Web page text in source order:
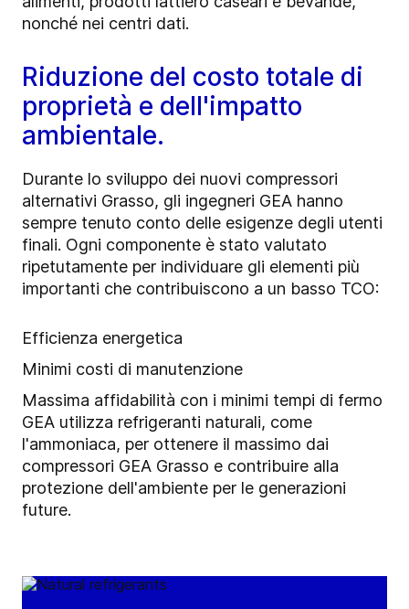
nonché nei centri dati.
Riduzione del costo totale di
proprietà e dell'impatto
ambientale.
Durante lo sviluppo dei nuovi compressori
alternativi Grasso, gli ingegneri GEA hanno
sempre tenuto conto delle esigenze degli utenti
finali. Ogni componente è stato valutato
ripetutamente per individuare gli elementi più
importanti che contribuiscono a un basso TCO:
Efficienza energetica
Minimi costi di manutenzione
Massima affidabilità con i minimi tempi di fermo
GEA utilizza refrigeranti naturali, come
l'ammoniaca, per ottenere il massimo dai
compressori GEA Grasso e contribuire alla
protezione dell'ambiente per le generazioni
future.